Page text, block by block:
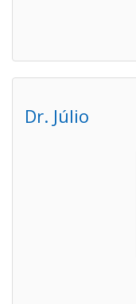
Dr. Júlio